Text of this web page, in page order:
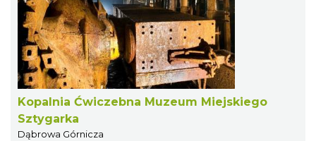
Kopalnia Ćwiczebna Muzeum Miejskiego
Sztygarka
Dąbrowa Górnicza